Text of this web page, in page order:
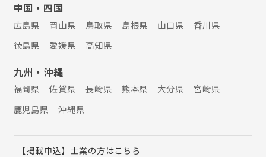
中国・四国
広島県 岡山県 鳥取県 島根県 山口県
香川県
徳島県
愛媛県 高知県
九州・沖縄
福岡県 佐賀県 長崎県 熊本県 大分県
宮崎県
鹿児島県
沖縄県
【掲載申込】士業の方はこちら